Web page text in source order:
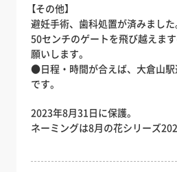
【その他】
避妊手術、歯科処置が済みました
50センチのゲートを飛び越えま
願いします。
●日程・時間が合えば、大倉山
です。
2023年8月31日に保護。
ネーミングは8月の花シリーズ